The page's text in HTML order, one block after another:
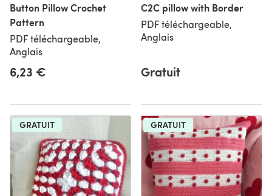
Button Pillow Crochet
Pattern
PDF téléchargeable,
Anglais
6,23 €
C2C pillow with Border
PDF téléchargeable,
Anglais
Gratuit
GRATUIT GRATUIT